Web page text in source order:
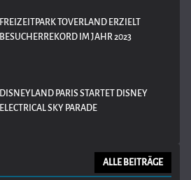
FREIZEITPARK TOVERLAND ERZIELT
BESUCHERREKORD IM JAHR 2023
DISNEYLAND PARIS STARTET DISNEY
ELECTRICAL SKY PARADE
ALLE BEITRÄGE